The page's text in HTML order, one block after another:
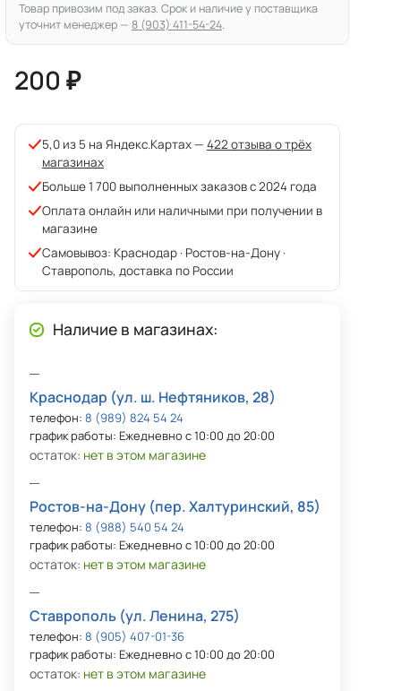
Товар привозим под заказ. Срок и наличие у поставщика
уточнит менеджер — 8 (903) 411-54-24.
200 ₽
5,0 из 5 на Яндекс.Картах — 422 отзыва о трёх
магазинах
Больше 1 700 выполненных заказов с 2024 года
Оплата онлайн или наличными при получении в
магазине
Самовывоз: Краснодар · Ростов-на-Дону ·
Ставрополь, доставка по России
Наличие в магазинах:
Краснодар (ул. ш. Нефтяников, 28)
телефон: 8 (989) 824 54 24
график работы: Ежедневно с 10:00 до 20:00
остаток: нет в этом магазине
Ростов-на-Дону (пер. Халтуринский, 85)
телефон: 8 (988) 540 54 24
график работы: Ежедневно с 10:00 до 20:00
остаток: нет в этом магазине
Ставрополь (ул. Ленина, 275)
телефон: 8 (905) 407-01-36
график работы: Ежедневно с 10:00 до 20:00
остаток: нет в этом магазине